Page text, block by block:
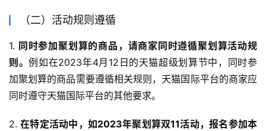
（二）活动规则遵循
1. 同时参加聚划算的商品，请商家同时遵循聚划算活动规
则。例如在2023年4月12日的天猫超级划算节中，同时参
加聚划算的商品需要遵循相关规则，天猫国际平台的商家应
同时遵守天猫国际平台的其他要求。
2. 在特定活动中，如2023年聚划算双11活动，报名参加本